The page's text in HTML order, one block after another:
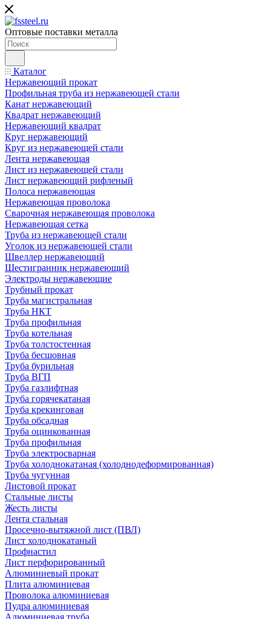
Оптовые поставки металла
Каталог
Нержавеющий прокат
Профильная труба из нержавеющей стали
Канат нержавеющий
Квадрат нержавеющий
Нержавеющий квадрат
Круг нержавеющий
Круг из нержавеющей стали
Лента нержавеющая
Лист из нержавеющей стали
Лист нержавеющий рифленый
Полоса нержавеющая
Нержавеющая проволока
Сварочная нержавеющая проволока
Нержавеющая сетка
Труба из нержавеющей стали
Уголок из нержавеющей стали
Швеллер нержавеющий
Шестигранник нержавеющий
Электроды нержавеющие
Трубный прокат
Труба магистральная
Труба НКТ
Труба профильная
Труба котельная
Труба толстостенная
Труба бесшовная
Труба бурильная
Труба ВГП
Труба газлифтная
Труба горячекатаная
Труба крекинговая
Труба обсадная
Труба оцинкованная
Труба профильная
Труба электросварная
Труба холоднокатаная (холоднодеформированная)
Труба чугунная
Листовой прокат
Стальные листы
Жесть листы
Лента стальная
Просечно-вытяжной лист (ПВЛ)
Лист холоднокатаный
Профнастил
Лист перфорированный
Алюминиевый прокат
Плита алюминиевая
Проволока алюминиевая
Пудра алюминиевая
Алюминиевая труба